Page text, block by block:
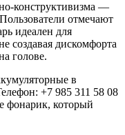
конструктивизма —
отмечают
идеален для
создавая дискомфорта
голове.
в
+7 985 311 58 08
фонарик, который